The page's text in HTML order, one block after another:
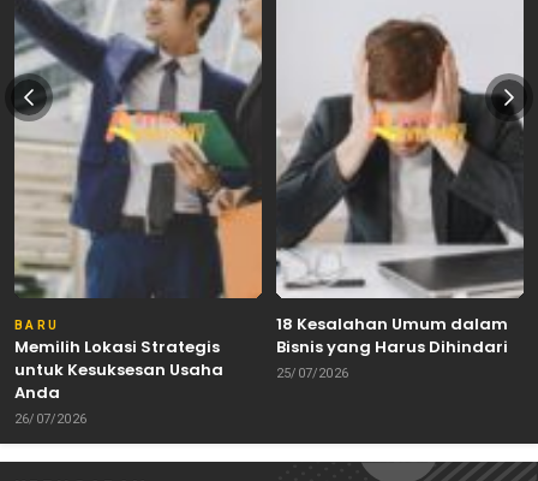
BARU
Memilih Lokasi Strategis
untuk Kesuksesan Usaha
Anda
26/07/2026
18 Kesalahan Umum dalam
Bisnis yang Harus Dihindari
25/07/2026